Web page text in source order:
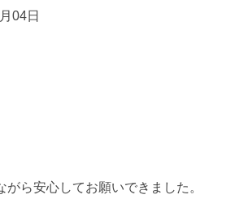
04日
ら安心してお願いできました。